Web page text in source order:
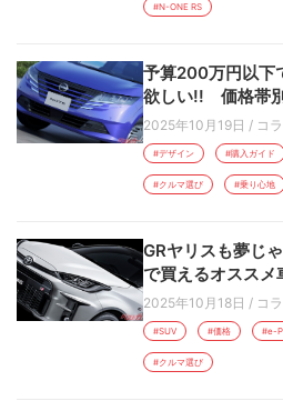
#N-ONE RS
予算200万円以下
欲しい!! 価格帯
2025年10月19日 / コ
#デザイン #購入ガイド
#クルマ選び #乗り心地
GRヤリスも夢じ
で買えるオススメ
2025年10月18日 / コ
#SUV #価格 #e-
#クルマ選び